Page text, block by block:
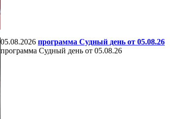
05.08.2026 программа Судный день от 05.08.26
программа Судный день от 05.08.26